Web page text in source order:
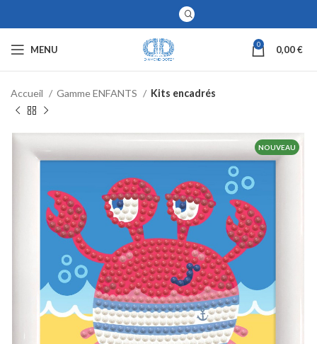
MENU 0 0,00€
Accueil Gamme ENFANTS Kits encadrés
NOUVEAU